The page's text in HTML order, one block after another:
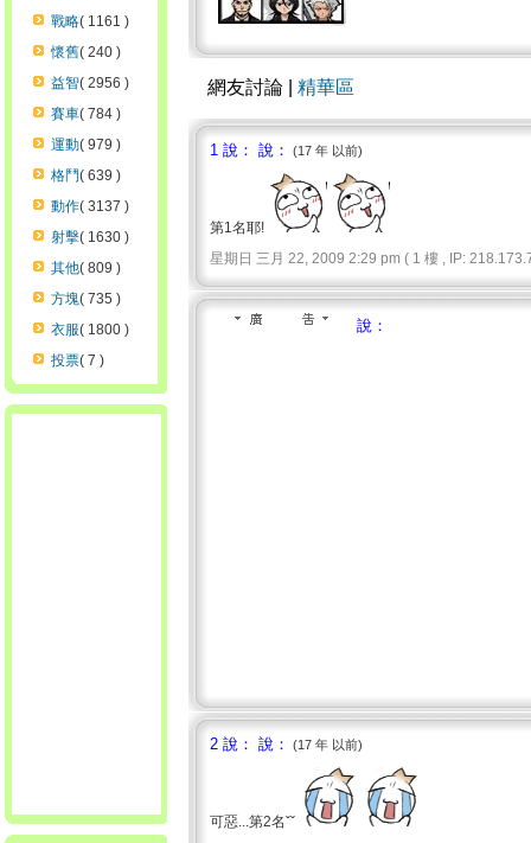
戰略( 1161 )
懷舊( 240 )
益智( 2956 )
賽車( 784 )
運動( 979 )
格鬥( 639 )
動作( 3137 )
射擊( 1630 )
其他( 809 )
方塊( 735 )
衣服( 1800 )
投票( 7 )
網友討論 | 精華區
1 說： 說： (17 年 以前)
第1名耶!
星期日 三月 22, 2009 2:29 pm ( 1 樓 , IP:
說：
2 說： 說： (17 年 以前)
可惡...第2名ˇˇ